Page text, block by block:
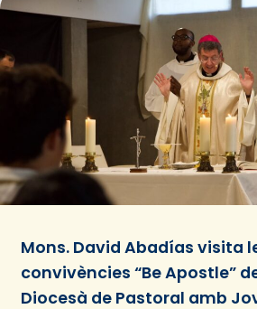
Mons. David Abadías visita
convivències “Be Apostle”
Diocesà de Pastoral amb